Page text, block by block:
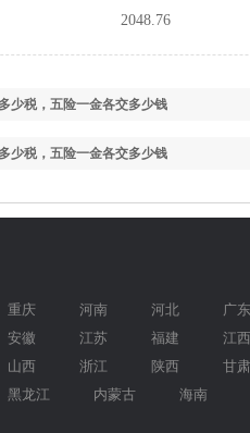
2048.76
少税，五险一金各交多少钱
少税，五险一金各交多少钱
重庆 河南 河北
广东
安徽 江苏 福建
江西
山西 浙江 陕西
甘肃
黑龙江 内蒙古
海南